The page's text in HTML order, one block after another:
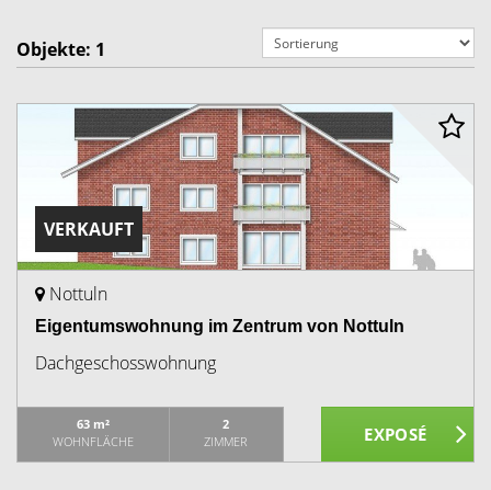
Objekte: 1
VERKAUFT
Nottuln
Eigentumswohnung im Zentrum von Nottuln
Dachgeschosswohnung
63 m²
WOHNFLÄCHE
2
ZIMMER